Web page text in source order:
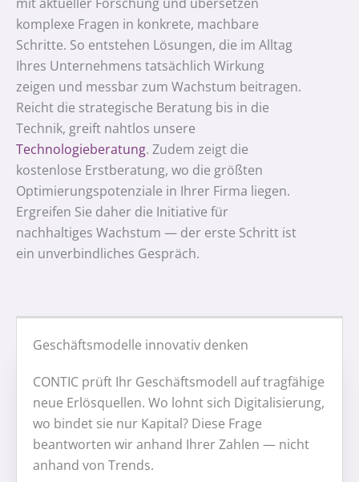
komplexe Fragen in konkrete, machbare
Schritte. So entstehen Lösungen, die im Alltag
Ihres Unternehmens tatsächlich Wirkung
zeigen und messbar zum Wachstum beitragen.
Reicht die strategische Beratung bis in die
Technik, greift nahtlos unsere
Technologieberatung. Zudem zeigt die
kostenlose Erstberatung, wo die größten
Optimierungspotenziale in Ihrer Firma liegen.
Ergreifen Sie daher die Initiative für
nachhaltiges Wachstum — der erste Schritt ist
ein unverbindliches Gespräch.
Geschäftsmodelle innovativ denken
CONTIC prüft Ihr Geschäftsmodell auf tragfähige
neue Erlösquellen. Wo lohnt sich Digitalisierung,
wo bindet sie nur Kapital? Diese Frage
beantworten wir anhand Ihrer Zahlen — nicht
anhand von Trends.